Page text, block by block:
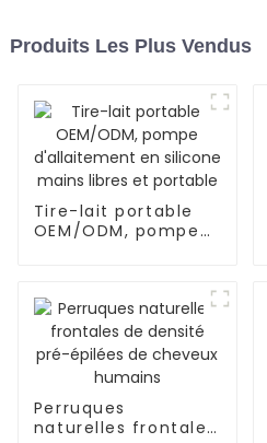
Produits Les Plus Vendus
Tire-lait portable
OEM/ODM, pompe
Perruques
naturelles frontales